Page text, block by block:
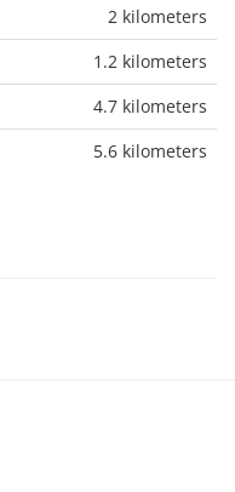
2 kilometers
1.2 kilometers
4.7 kilometers
5.6 kilometers